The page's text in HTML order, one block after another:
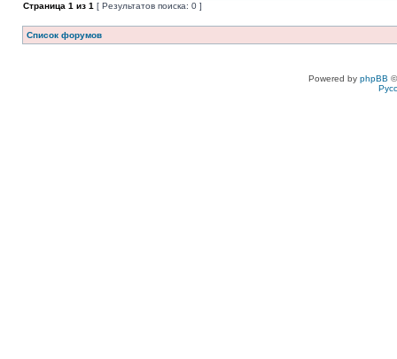
Страница 1 из 1 [ Результатов поиска: 0 ]
Список форумов
Powered by phpBB